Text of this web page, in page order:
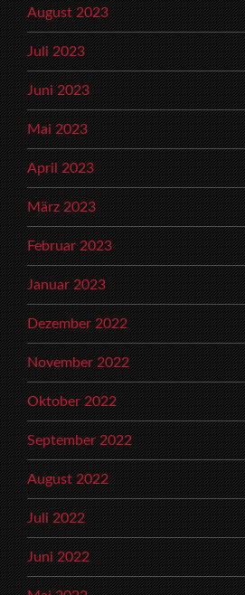
August 2023
Juli 2023
Juni 2023
Mai 2023
April 2023
März 2023
Februar 2023
Januar 2023
Dezember 2022
November 2022
Oktober 2022
September 2022
August 2022
Juli 2022
Juni 2022